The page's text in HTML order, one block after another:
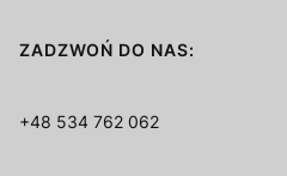
ZADZWOŃ DO NAS:
+48 534 762 062